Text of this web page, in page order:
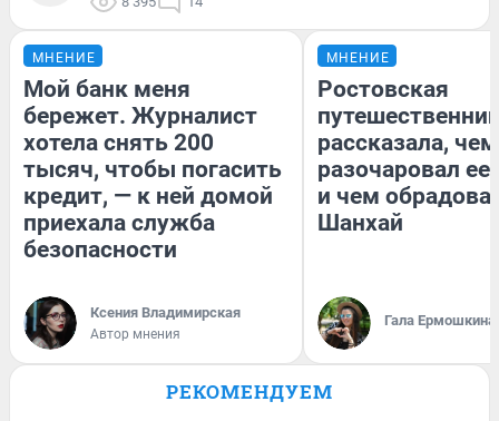
МНЕНИЕ
Мой банк меня
бережет. Журналист
хотела снять 200
тысяч, чтобы погасить
кредит, — к ней домой
приехала служба
безопасности
Ксения Владимирская
Автор мнения
МНЕНИЕ
Ростовская
рассказала, чем
разочаровал
и чем
Шанхай
Гала Ермошкина
РЕКОМЕНДУЕМ